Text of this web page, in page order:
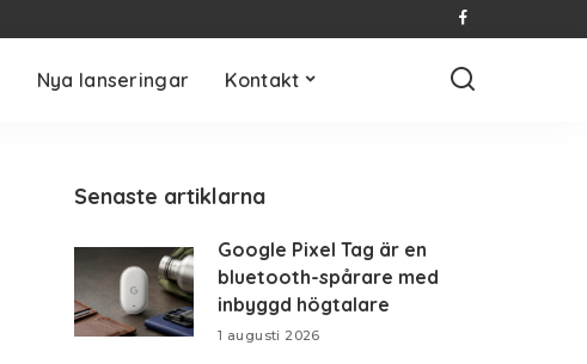
Nya lanseringar Kontakt
Senaste artiklarna
Google Pixel Tag är en
bluetooth-spårare med
inbyggd högtalare
1 augusti 2026